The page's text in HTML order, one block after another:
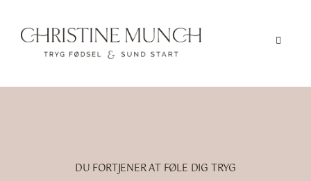
Toggle
DU FORTJENER AT FØLE DIG TRYG